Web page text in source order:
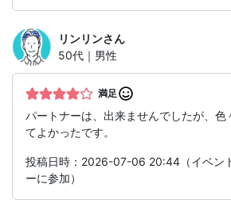
リンリンさん
50代｜男性
満足
パートナーは、出来ませんでしたが、色
てよかったです。
投稿日時：2026-07-06 20:44（イベン
ーに参加）